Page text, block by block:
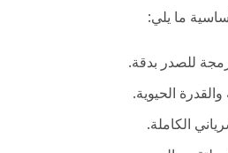
ما يلي:
للصدر بدقة.
الحيوية.
الكاملة.